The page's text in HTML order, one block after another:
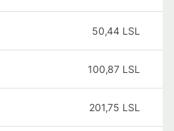
50,44 LSL
100,87 LSL
201,75 LSL